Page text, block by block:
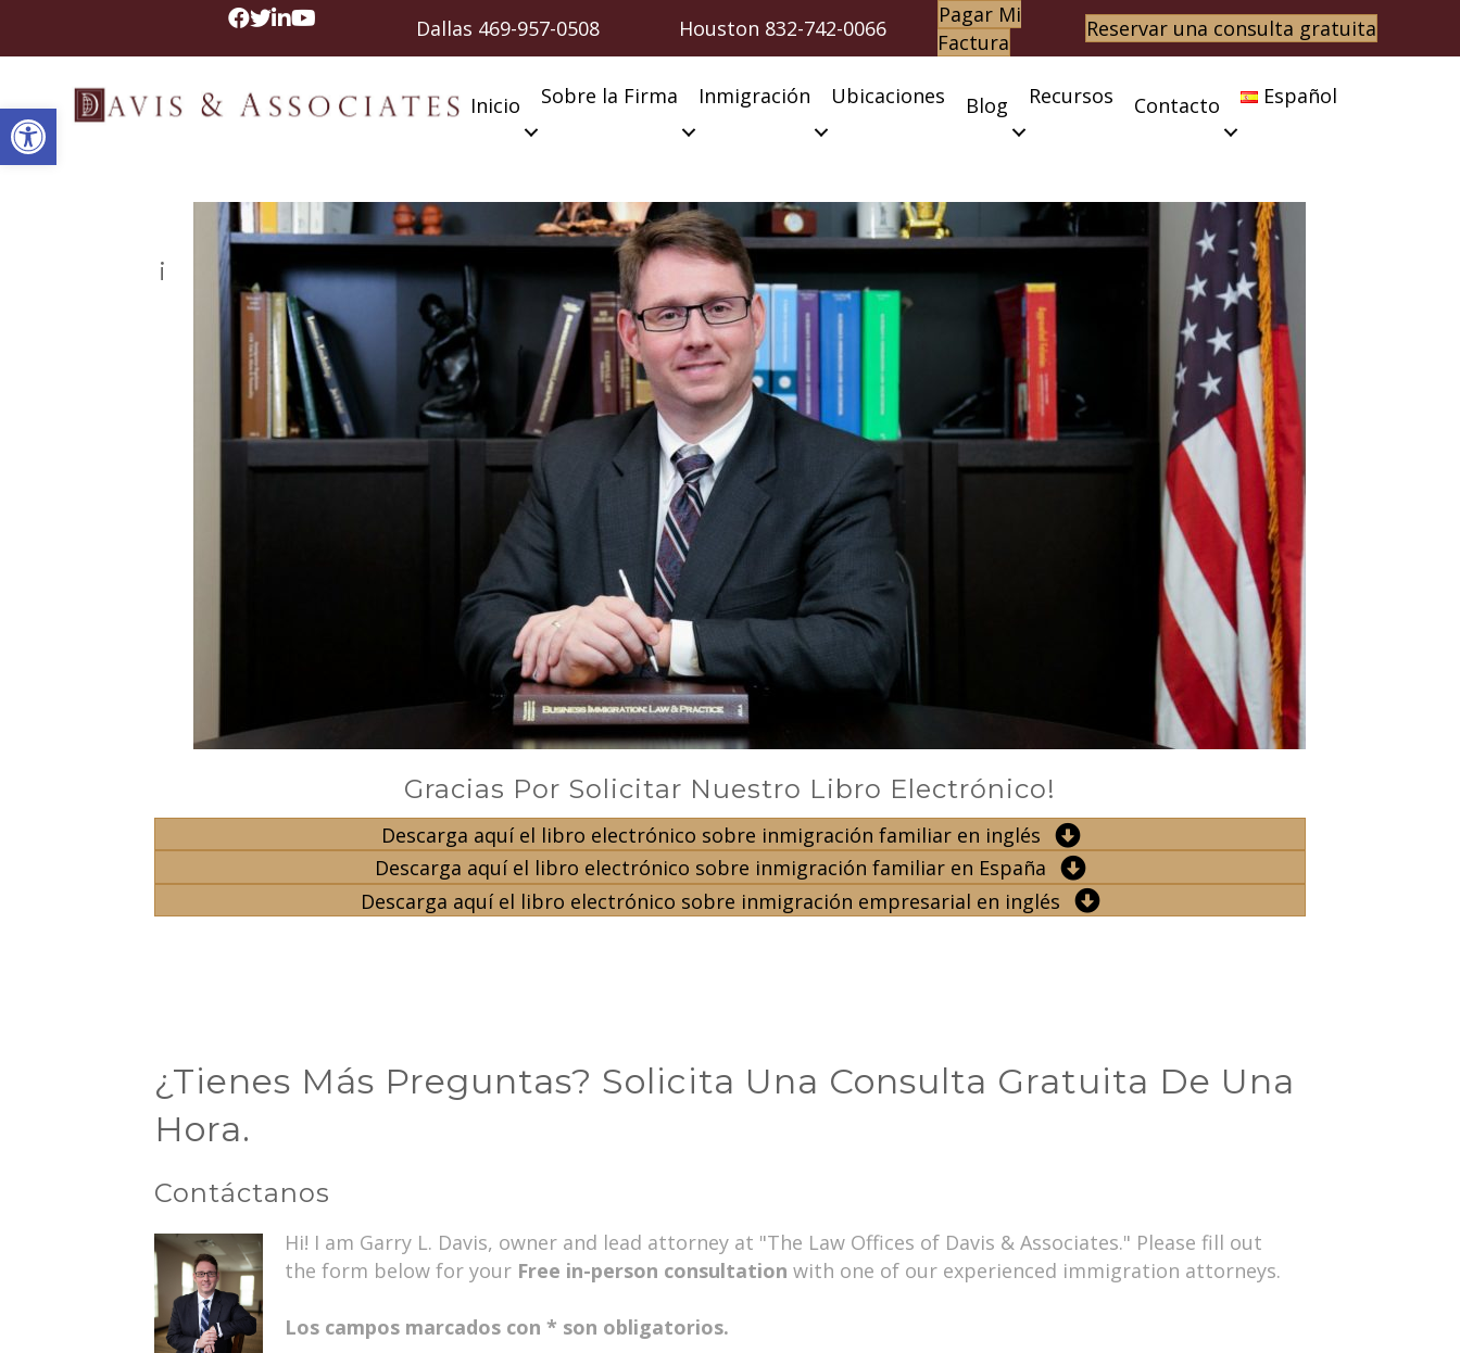
Abrir barra de herramientas
Dallas 469-957-0508 Houston 832-742-0066
Pagar Mi
Factura
Reservar una consulta gratuita
Inicio Sobre la Firma Inmigración Ubicaciones Blog Recursos Contacto Español
¡
Gracias Por Solicitar Nuestro Libro Electrónico!
Descarga aquí el libro electrónico sobre inmigración familiar en inglés
Descarga aquí el libro electrónico sobre inmigración familiar en España
Descarga aquí el libro electrónico sobre inmigración empresarial en inglés
¿Tienes Más Preguntas? Solicita Una Consulta Gratuita De Una
Hora.
Contáctanos
Hi! I am Garry L. Davis, owner and lead attorney at "The Law Offices of Davis & Associates." Please fill out
the form below for your Free in-person consultation with one of our experienced immigration attorneys.
Los campos marcados con * son obligatorios.